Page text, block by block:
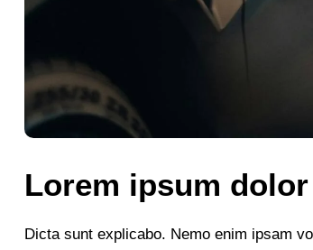
Lorem ipsum dolor
Dicta sunt explicabo. Nemo enim ipsam